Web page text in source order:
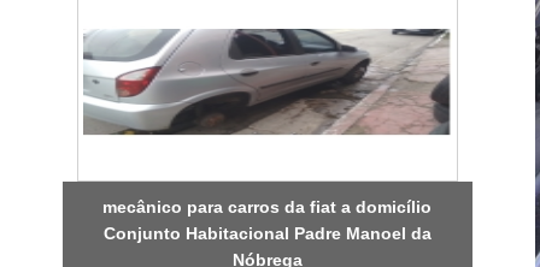
mecânico para carros da fiat a domicílio
Conjunto Habitacional Padre Manoel da
Nóbrega